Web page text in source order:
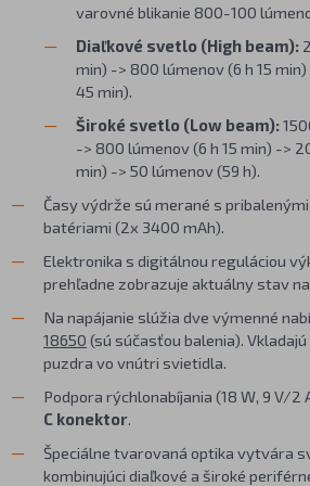
varovné blikanie 800-100
Diaľkové svetlo (High beam):
min) -> 800 lúmenov (6 h 15
45 min).
Široké svetlo (Low beam):
-> 800 lúmenov (6 h 15 min) ->
min) -> 50 lúmenov (59 h).
Časy výdrže sú merané s
batériami (2x 3400 mAh).
Elektronika s digitálnou reguláciou
prehľadne zobrazuje aktuálny stav
Na napájanie slúžia dve výmenné
18650 (sú súčasťou balenia).
puzdra vo vnútri svietidla.
Podpora rýchlonabíjania (18 W, 9 V/2
C konektor.
Špeciálne tvarovaná optika vytvára
kombinujúci diaľkové a široké